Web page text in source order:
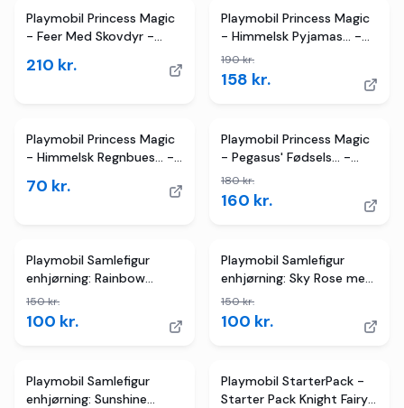
Playmobil Princess Magic
- Feer Med Skovdyr -
210 kr.
TILBUD
2butikker
Playmobil Princess Magic
- Himmelsk Pyjamas... -
71362 - 56 Dele
190kr.
158 kr.
Playmobil Princess Magic
- Himmelsk Regnbues... -
70 kr.
TILBUD
2butikker
Playmobil Princess Magic
- Pegasus' Fødsels... -
71802 - 16 Dele
180kr.
160 kr.
TILBUD
2butikker
Playmobil Samlefigur
enhjørning: Rainbow
Flower med fe
150kr.
100 kr.
TILBUD
3butikker
Playmobil Samlefigur
enhjørning: Sky Rose med
fe
150kr.
100 kr.
TILBUD
3butikker
Playmobil Samlefigur
enhjørning: Sunshine
Playmobil StarterPack -
Starter Pack Knight Fairy